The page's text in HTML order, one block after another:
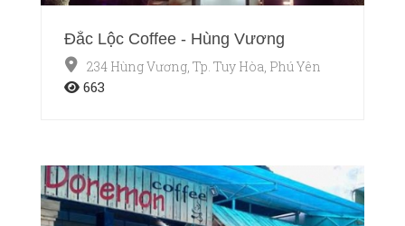
Đắc Lộc Coffee - Hùng Vương
234 Hùng Vương, Tp. Tuy Hòa, Phú Yên
663